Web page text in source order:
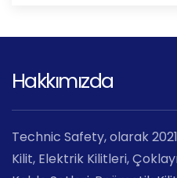
Hakkımızda
Technic Safety, olarak
Kilit, Elektrik Kilitleri,